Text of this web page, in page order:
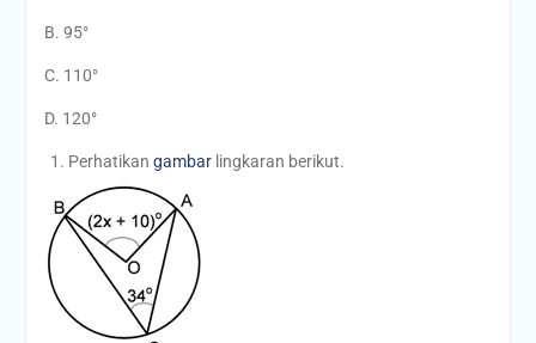
B. 95°
C. 110°
D. 120°
Perhatikan gambar lingkaran berikut.